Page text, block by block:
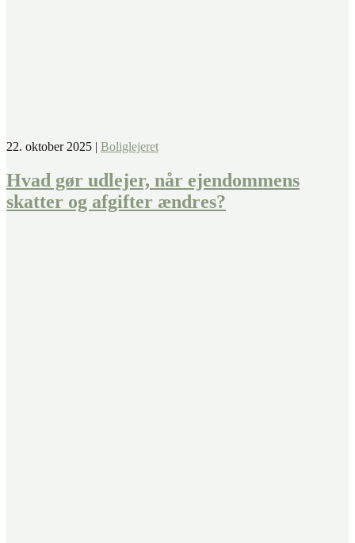
22. oktober 2025 | Boliglejeret
Hvad gør udlejer, når ejendommens
skatter og afgifter ændres?